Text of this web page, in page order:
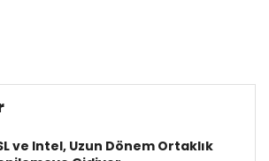
ve Intel, Uzun Dönem Ortaklık